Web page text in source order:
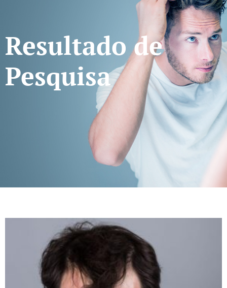
Resultado de
Pesquisa